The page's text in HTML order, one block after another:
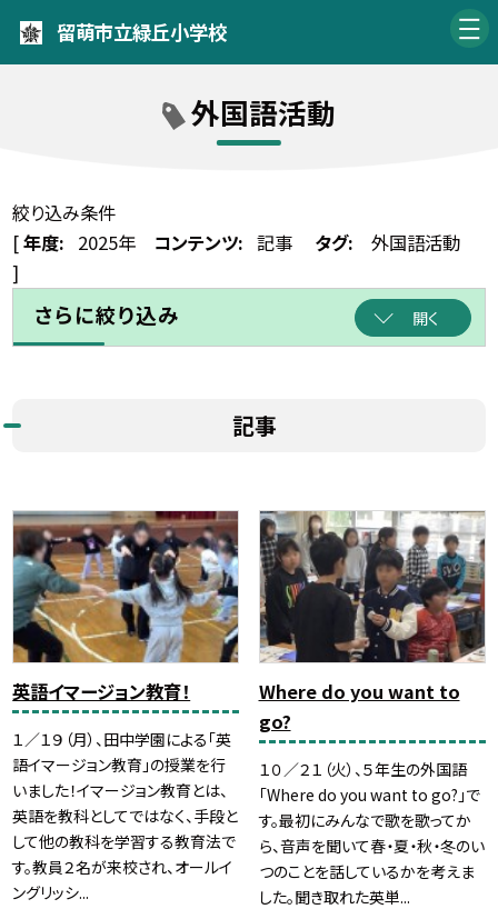
留萌市立緑丘小学校
外国語活動
絞り込み条件
[年度: 2025年 コンテンツ: 記事 タグ:
外国語活動
]
さらに絞り込み 開く
記事
英語イマージョン教育！
１／１９（月）、田中学園による「英
語イマージョン教育」の授業を行
いました！イマージョン教育とは、
英語を教科としてではなく、手段と
して他の教科を学習する教育法で
す。教員２名が来校され、オールイ
ングリッシ...
Where do you want to
go?
１０／２１（火）、５年生の外国語
「Where do you want to go?」で
す。最初にみんなで歌を歌ってか
ら、音声を聞いて春・夏・秋・冬のい
つのことを話しているかを考えま
した。聞き取れた英単...